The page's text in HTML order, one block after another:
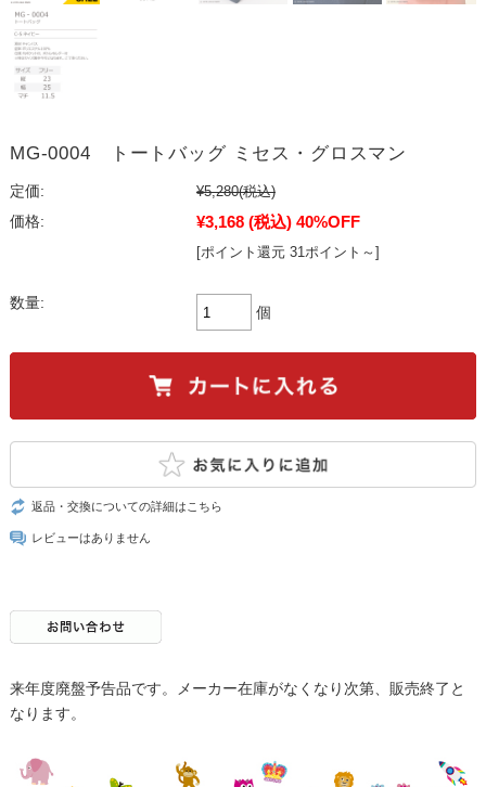
MG-0004 トートバッグ ミセス・グロスマン
定価: ¥5,280(税込)
価格:
¥3,168 (税込) 40%OFF
[ポイント還元 31ポイント～]
数量:
個
返品・交換についての詳細はこちら
レビューはありません
来年度廃盤予告品です。メーカー在庫がなくなり次第、販売終了と
なります。